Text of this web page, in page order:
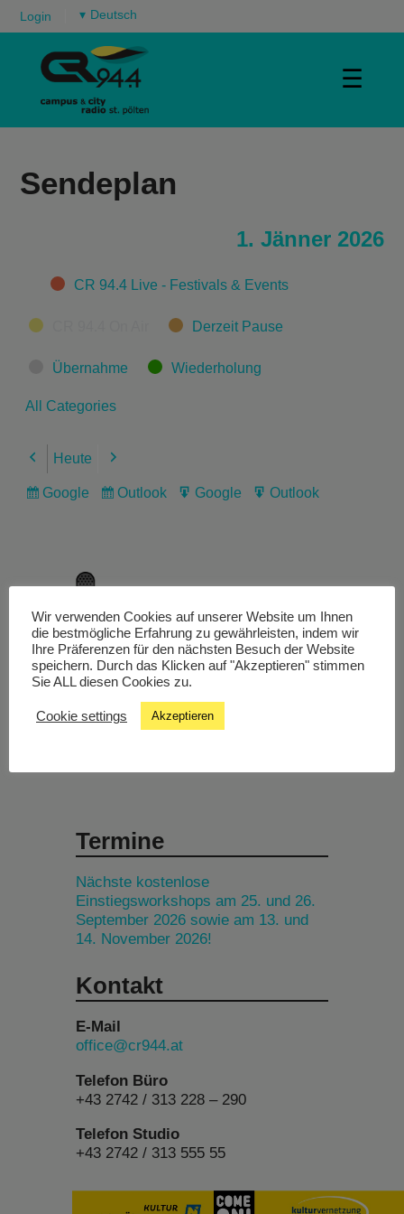
Login ▾
☰
Sendeplan
1. Jänner 2026
CategoriesCR 94.4 Live - Festivals & Events
Derzeit Pause
Übernahme Wiederholung
All Categories
Previous
Heute Next
Subscribe
Google
Subscribe
Outlook
Export
Google
Export
Outlook
Livestream
Studiochat
Termine
Nächste kostenlose
Einstiegsworkshops am 25. und 26.
September 2026 sowie am 13. und
14. November 2026!
Kontakt
E-Mail
office@cr944.at
Telefon Büro
+43 2742 / 313 228 – 290
Telefon Studio
+43 2742 / 313 555 55
Wir verwenden Cookies auf unserer Website um Ihnen
die bestmögliche Erfahrung zu gewährleisten, indem wir
Ihre Präferenzen für den nächsten Besuch der Website
speichern. Durch das Klicken auf "Akzeptieren" stimmen
Sie ALL diesen Cookies zu.
Cookie settings Akzeptieren